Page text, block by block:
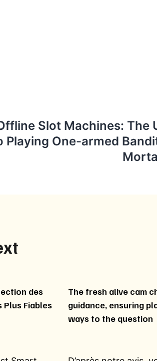
Slot Machines: The
Playing One-armed
des
Fiables
The fresh alive cam
guidance, ensuring
ways to the question